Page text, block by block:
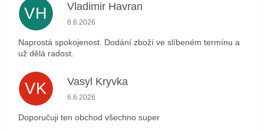
VH Vladimir Havran
Hodnocení obchodu je 5 z 5 hvězdiček.
8.6.2026
Naprostá spokojenost. Dodání zboží ve slíbeném termínu a
už dělá radost.
VK Vasyl Kryvka
Hodnocení obchodu je 5 z 5 hvězdiček.
6.6.2026
Doporučuji ten obchod všechno super